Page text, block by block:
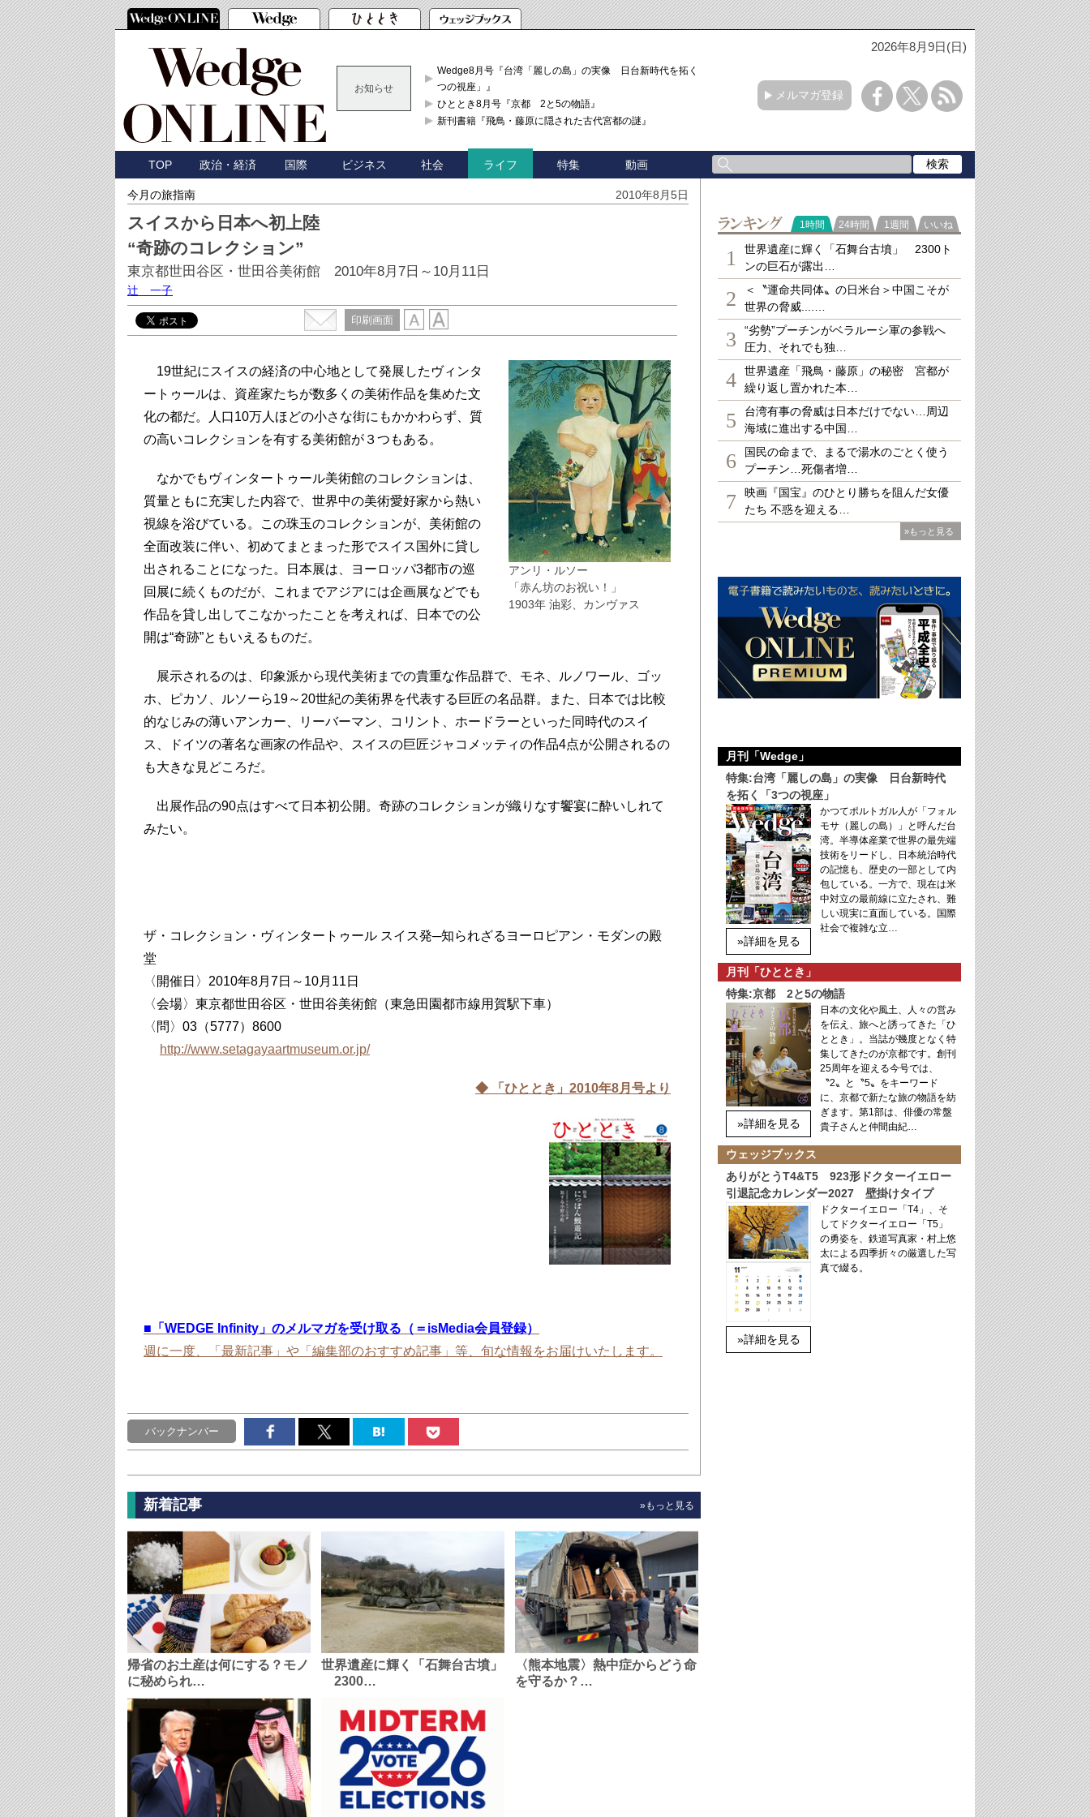
2026年8月9日(日)
お知らせ
Wedge8月号『台湾「麗しの島」の実像 日台新時代を拓く「3
つの視座」』
ひととき8月号『京都 2と5の物語』
新刊書籍『飛鳥・藤原に隠された古代宮都の謎』
メルマガ登録
TOP 政治・経済 国際 ビジネス 社会 ライフ 特集 動画
今月の旅指南 2010年8月5日
スイスから日本へ初上陸
“奇跡のコレクション”
東京都世田谷区・世田谷美術館 2010年8月7日～10月11日
辻 一子
印刷画面
アンリ・ルソー
「赤ん坊のお祝い！」
1903年 油彩、カンヴァス
19世紀にスイスの経済の中心地として発展したヴィンタ
ートゥールは、資産家たちが数多くの美術作品を集めた文
化の都だ。人口10万人ほどの小さな街にもかかわらず、質
の高いコレクションを有する美術館が３つもある。
なかでもヴィンタートゥール美術館のコレクションは、
質量ともに充実した内容で、世界中の美術愛好家から熱い
視線を浴びている。この珠玉のコレクションが、美術館の
全面改装に伴い、初めてまとまった形でスイス国外に貸し
出されることになった。日本展は、ヨーロッパ3都市の巡
回展に続くものだが、これまでアジアには企画展などでも
作品を貸し出してこなかったことを考えれば、日本での公
開は“奇跡”ともいえるものだ。
展示されるのは、印象派から現代美術までの貴重な作品群で、モネ、ルノワール、ゴッ
ホ、ピカソ、ルソーら19～20世紀の美術界を代表する巨匠の名品群。また、日本では比較
的なじみの薄いアンカー、リーバーマン、コリント、ホードラーといった同時代のスイ
ス、ドイツの著名な画家の作品や、スイスの巨匠ジャコメッティの作品4点が公開されるの
も大きな見どころだ。
出展作品の90点はすべて日本初公開。奇跡のコレクションが織りなす饗宴に酔いしれて
みたい。
ザ・コレクション・ヴィンタートゥール スイス発─知られざるヨーロピアン・モダンの殿
堂
〈開催日〉2010年8月7日～10月11日
〈会場〉東京都世田谷区・世田谷美術館（東急田園都市線用賀駅下車）
〈問〉03（5777）8600
http://www.setagayaartmuseum.or.jp/
◆ 「ひととき」2010年8月号より
■ 「WEDGE Infinity」のメルマガを受け取る（＝isMedia会員登録）
週に一度、「最新記事」や「編集部のおすすめ記事」等、旬な情報をお届けいたします。
バックナンバー
新着記事 »もっと見る
帰省のお土産は何にする？モノ
に秘められ…
世界遺産に輝く「石舞台古墳」
2300…
〈熊本地震〉熱中症からどう命
を守るか？…
ランキング
1時間 24時間 1週間 いいね
1
世界遺産に輝く「石舞台古墳」 2300ト
ンの巨石が露出…
2
＜〝運命共同体〟の日米台＞中国こそが
世界の脅威....…
3
“劣勢”プーチンがベラルーシ軍の参戦へ
圧力、それでも独…
4
世界遺産「飛鳥・藤原」の秘密 宮都が
繰り返し置かれた本…
5
台湾有事の脅威は日本だけでない…周辺
海域に進出する中国…
6
国民の命まで、まるで湯水のごとく使う
プーチン…死傷者増…
7
映画『国宝』のひとり勝ちを阻んだ女優
たち 不惑を迎える…
»もっと見る
月刊「Wedge」
特集:台湾「麗しの島」の実像 日台新時代
を拓く「3つの視座」
»詳細を見る
かつてポルトガル人が「フォル
モサ（麗しの島）」と呼んだ台
湾。半導体産業で世界の最先端
技術をリードし、日本統治時代
の記憶も、歴史の一部として内
包している。一方で、現在は米
中対立の最前線に立たされ、難
しい現実に直面している。国際
社会で複雑な立…
月刊「ひととき」
特集:京都 2と5の物語
»詳細を見る
日本の文化や風土、人々の営み
を伝え、旅へと誘ってきた「ひ
ととき」。当誌が幾度となく特
集してきたのが京都です。創刊
25周年を迎える今号では、
〝2〟と〝5〟をキーワード
に、京都で新たな旅の物語を紡
ぎます。第1部は、俳優の常盤
貴子さんと仲間由紀…
ウェッジブックス
ありがとうT4&T5 923形ドクターイエロー
引退記念カレンダー2027 壁掛けタイプ
»詳細を見る
ドクターイエロー「T4」、そ
してドクターイエロー「T5」
の勇姿を、鉄道写真家・村上悠
太による四季折々の厳選した写
真で綴る。